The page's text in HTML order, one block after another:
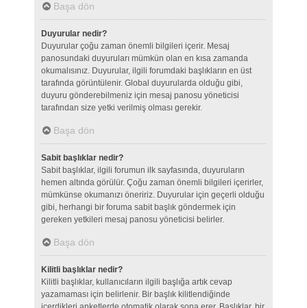
Başa dön
Duyurular nedir?
Duyurular çoğu zaman önemli bilgileri içerir. Mesaj
panosundaki duyuruları mümkün olan en kısa zamanda
okumalısınız. Duyurular, ilgili forumdaki başlıkların en üst
tarafında görüntülenir. Global duyurularda olduğu gibi,
duyuru gönderebilmeniz için mesaj panosu yöneticisi
tarafından size yetki verilmiş olması gerekir.
Başa dön
Sabit başlıklar nedir?
Sabit başlıklar, ilgili forumun ilk sayfasında, duyuruların
hemen altında görülür. Çoğu zaman önemli bilgileri içerirler,
mümkünse okumanızı öneririz. Duyurular için geçerli olduğu
gibi, herhangi bir foruma sabit başlık göndermek için
gereken yetkileri mesaj panosu yöneticisi belirler.
Başa dön
Kilitli başlıklar nedir?
Kilitli başlıklar, kullanıcıların ilgili başlığa artık cevap
yazamaması için belirlenir. Bir başlık kilitlendiğinde